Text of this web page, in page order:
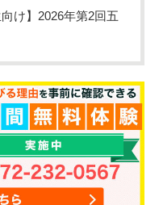
向け】2026年第2回五